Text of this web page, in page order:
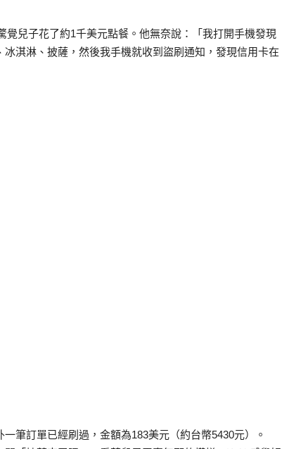
兒子花了約1千美元點餐。他無奈說：「我打開手機發現
淇淋、披薩，然後我手機就收到盜刷通知，發現信用卡在
筆訂單已經刷過，金額為183美元（約台幣5430元）。